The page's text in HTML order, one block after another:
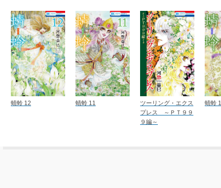
蜻蛉 12 蜻蛉 11
ツーリング・エクス
プレス ～ＰＴ９９
９編～
蜻蛉